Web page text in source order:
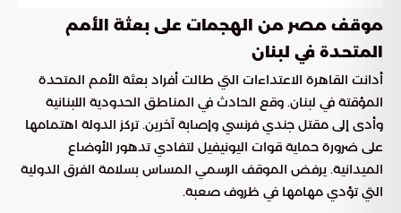
موقف مصر من الهجمات على بعثة الأمم
المتحدة في لبنان
أدانت القاهرة الاعتداءات التي طالت أفراد بعثة الأمم المتحدة
المؤقتة في لبنان. وقع الحادث في المناطق الحدودية اللبنانية
وأدى إلى مقتل جندي فرنسي وإصابة آخرين. تركز الدولة اهتمامها
على ضرورة حماية قوات اليونيفيل لتفادي تدهور الأوضاع
الميدانية. يرفض الموقف الرسمي المساس بسلامة الفرق الدولية
التي تؤدي مهامها في ظروف صعبة.